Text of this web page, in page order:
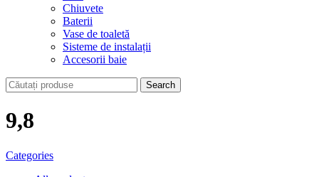
Chiuvete
Baterii
Vase de toaletă
Sisteme de instalații
Accesorii baie
Search
9,8
Categories